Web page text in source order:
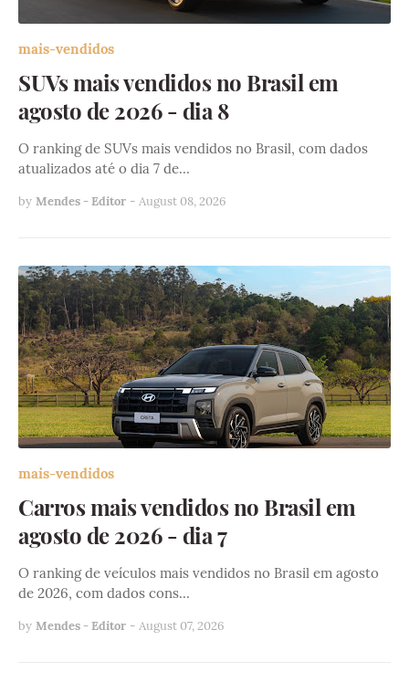
mais-vendidos
SUVs mais vendidos no Brasil em
agosto de 2026 - dia 8
O ranking de SUVs mais vendidos no Brasil, com dados
atualizados até o dia 7 de…
by Mendes - Editor - August 08, 2026
mais-vendidos
Carros mais vendidos no Brasil em
agosto de 2026 - dia 7
O ranking de veículos mais vendidos no Brasil em agosto
de 2026, com dados cons…
by Mendes - Editor - August 07, 2026